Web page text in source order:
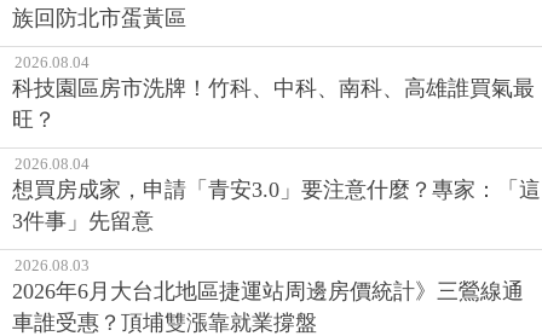
族回防北市蛋黃區
2026.08.04
科技園區房市洗牌！竹科、中科、南科、高雄誰買氣最
旺？
2026.08.04
想買房成家，申請「青安3.0」要注意什麼？專家：「這
3件事」先留意
2026.08.03
2026年6月大台北地區捷運站周邊房價統計》三鶯線通
車誰受惠？頂埔雙漲靠就業撐盤